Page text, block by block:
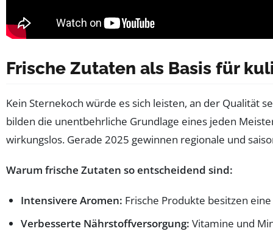
Frische Zutaten als Basis für
Kein Sternekoch würde es sich leisten, an der Qualität
bilden die unentbehrliche Grundlage eines jeden
wirkungslos. Gerade 2025 gewinnen regionale und
Warum frische Zutaten so entscheidend sind:
Intensivere Aromen: Frische Produkte besitzen
Verbesserte Nährstoffversorgung: Vitamine und